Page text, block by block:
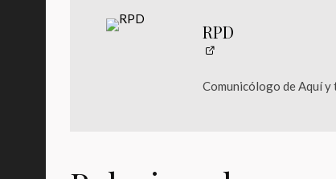
RPD
Comunicólogo de Aquí y